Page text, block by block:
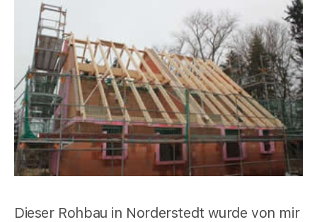
Dieser Rohbau in Norderstedt wurde von mir